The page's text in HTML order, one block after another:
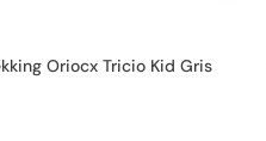
Oriocx Tricio Kid Gris